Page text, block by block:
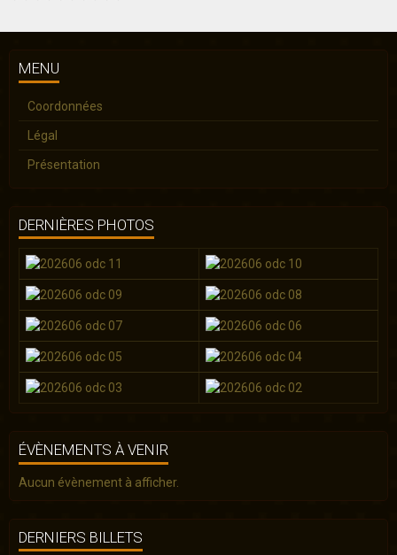
MENU
Coordonnées
Légal
Présentation
DERNIÈRES PHOTOS
ÉVÈNEMENTS À VENIR
Aucun évènement à afficher.
DERNIERS BILLETS